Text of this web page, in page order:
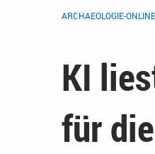
ARCHAEOLOGIE-
KI
für